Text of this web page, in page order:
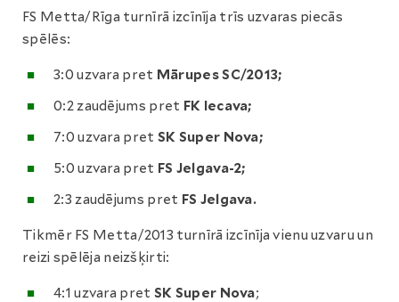
FS Metta/Rīga turnīrā izcīnīja trīs uzvaras piecās
spēlēs:
3:0 uzvara pret Mārupes SC/2013;
0:2 zaudējums pret FK Iecava;
7:0 uzvara pret SK Super Nova;
5:0 uzvara pret FS Jelgava-2;
2:3 zaudējums pret FS Jelgava.
Tikmēr FS Metta/2013 turnīrā izcīnīja vienu uzvaru un
reizi spēlēja neizšķirti:
4:1 uzvara pret SK Super Nova;